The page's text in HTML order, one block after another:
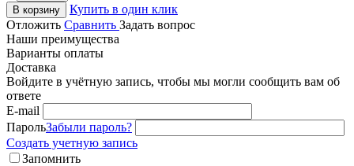
В корзину
Купить в один клик
Отложить Сравнить Задать вопрос
Наши преимущества
Варианты оплаты
Доставка
Войдите в учётную запись, чтобы мы могли сообщить вам об
ответе
E-mail
ПарольЗабыли пароль?
Создать учетную запись
Запомнить